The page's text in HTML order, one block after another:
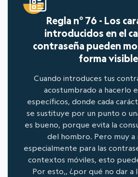
Regla n° 76 - Los
introducidos en el
contraseña pueden
forma visible
Cuando introduces tus
acostumbrado a hacerlo
específicos, donde cada
se sustituye por un punto o
es bueno, porque evita la
del hombro. Pero muy a
especialmente para las
contextos móviles, esto
Por esto,, ¿por qué no dar a